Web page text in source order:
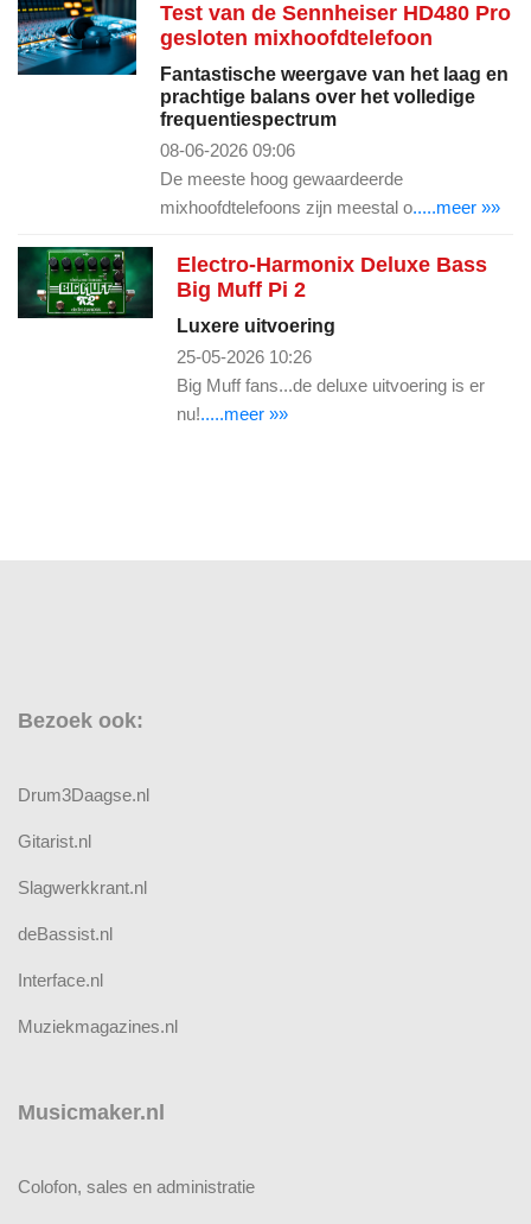
Test van de Sennheiser HD480 Pro
gesloten mixhoofdtelefoon
Fantastische weergave van het laag en
prachtige balans over het volledige
frequentiespectrum
08-06-2026 09:06
De meeste hoog gewaardeerde
mixhoofdtelefoons zijn meestal o.....meer »»
Electro-Harmonix Deluxe Bass
Big Muff Pi 2
Luxere uitvoering
25-05-2026 10:26
Big Muff fans...de deluxe uitvoering is er
nu!.....meer »»
Bezoek ook:
Drum3Daagse.nl
Gitarist.nl
Slagwerkkrant.nl
deBassist.nl
Interface.nl
Muziekmagazines.nl
Musicmaker.nl
Colofon, sales en administratie